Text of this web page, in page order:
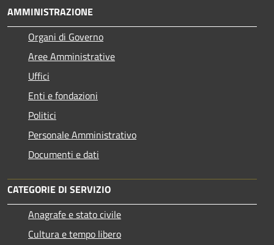
AMMINISTRAZIONE
Organi di Governo
Aree Amministrative
Uffici
Enti e fondazioni
Politici
Personale Amministrativo
Documenti e dati
CATEGORIE DI SERVIZIO
Anagrafe e stato civile
Cultura e tempo libero